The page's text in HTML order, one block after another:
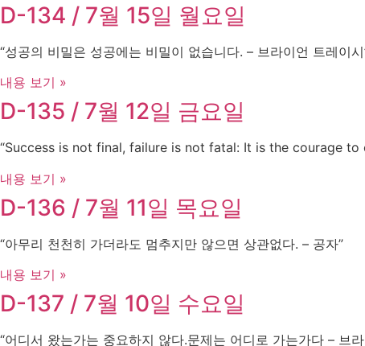
D-134 / 7월 15일 월요일
“성공의 비밀은 성공에는 비밀이 없습니다. – 브라이언 트레이시
내용 보기 »
D-135 / 7월 12일 금요일
“Success is not final, failure is not fatal: It is the courage
내용 보기 »
D-136 / 7월 11일 목요일
“아무리 천천히 가더라도 멈추지만 않으면 상관없다. – 공자”
내용 보기 »
D-137 / 7월 10일 수요일
“어디서 왔는가는 중요하지 않다.문제는 어디로 가는가다 – 브